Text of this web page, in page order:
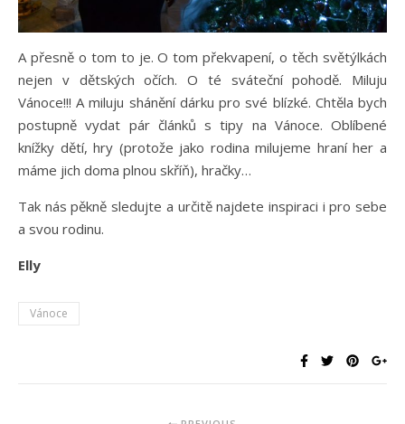
A přesně o tom to je. O tom překvapení, o těch světýlkách
nejen v dětských očích. O té sváteční pohodě. Miluju
Vánoce!!! A miluju shánění dárku pro své blízké. Chtěla bych
postupně vydat pár článků s tipy na Vánoce. Oblíbené
knížky dětí, hry (protože jako rodina milujeme hraní her a
máme jich doma plnou skříň), hračky…
Tak nás pěkně sledujte a určitě najdete inspiraci i pro sebe
a svou rodinu.
Elly
Vánoce